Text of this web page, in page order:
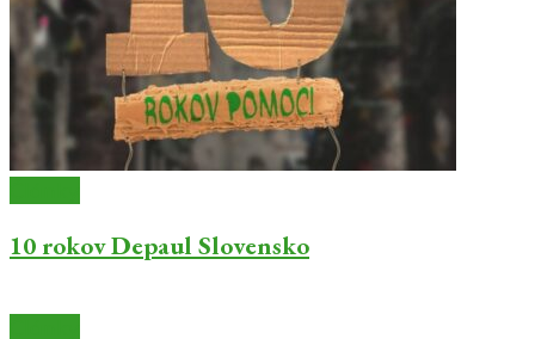
10 rokov Depaul Slovensko